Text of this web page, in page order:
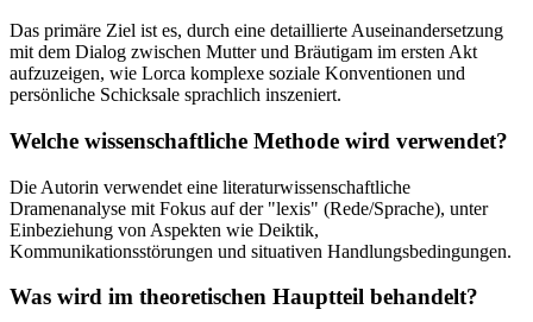
Das primäre Ziel ist es, durch eine detaillierte Auseinandersetzung
mit dem Dialog zwischen Mutter und Bräutigam im ersten Akt
aufzuzeigen, wie Lorca komplexe soziale Konventionen und
persönliche Schicksale sprachlich inszeniert.
Welche wissenschaftliche Methode wird verwendet?
Die Autorin verwendet eine literaturwissenschaftliche
Dramenanalyse mit Fokus auf der "lexis" (Rede/Sprache), unter
Einbeziehung von Aspekten wie Deiktik,
Kommunikationsstörungen und situativen Handlungsbedingungen.
Was wird im theoretischen Hauptteil behandelt?